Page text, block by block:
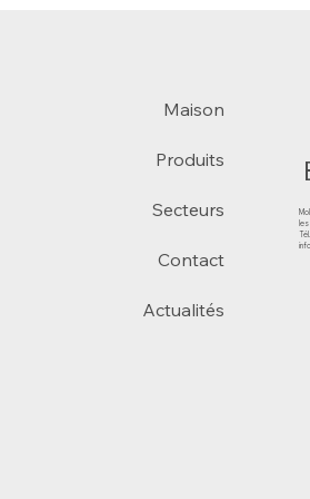
Maison
Produits
Secteurs
Contact
Actualités